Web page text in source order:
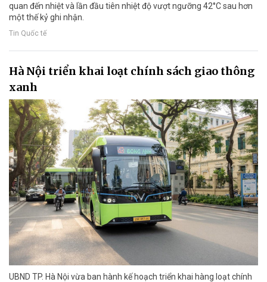
quan đến nhiệt và lần đầu tiên nhiệt độ vượt ngưỡng 42°C sau hơn
một thế kỷ ghi nhận.
Tin Quốc tế
Hà Nội triển khai loạt chính sách giao thông
xanh
UBND TP. Hà Nội vừa ban hành kế hoạch triển khai hàng loạt chính